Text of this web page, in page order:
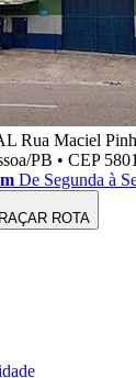
Rua Maciel
PB • CEP
De Segunda à
ROTA